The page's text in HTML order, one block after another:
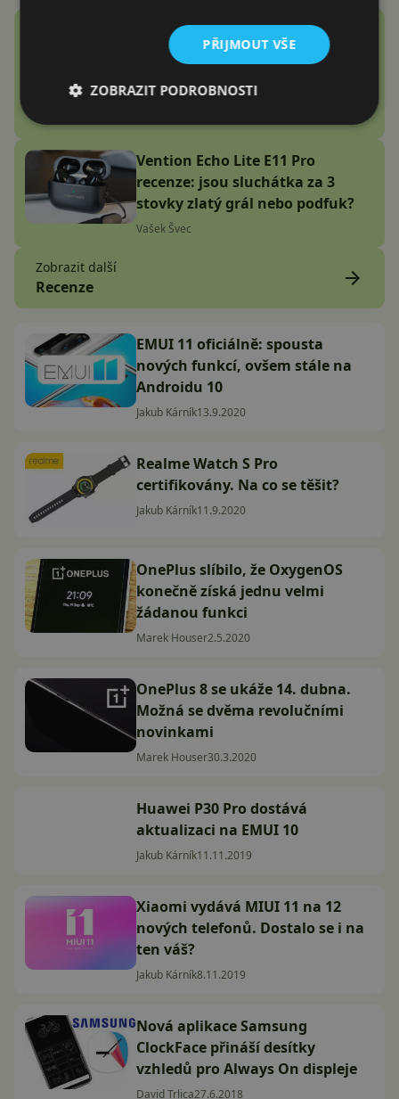
Google Fitbit Air recenze:
Náramek bez displeje je přesně
potřeboval
Vention Echo Lite E11 Pro
recenze: jsou sluchátka za 3
stovky zlatý grál nebo podfuk?
Vašek Švec
Zobrazit další
Recenze
EMUI 11 oficiálně: spousta
nových funkcí, ovšem stále na
Androidu 10
Jakub Kárník13.9.2020
Realme Watch S Pro
certifikovány. Na co se těšit?
Jakub Kárník11.9.2020
OnePlus slíbilo, že OxygenOS
konečně získá jednu velmi
žádanou funkci
Marek Houser2.5.2020
OnePlus 8 se ukáže 14. dubna.
Možná se dvěma revolučními
novinkami
Marek Houser30.3.2020
Huawei P30 Pro dostává
aktualizaci na EMUI 10
Jakub Kárník11.11.2019
Xiaomi vydává MIUI 11 na 12
nových telefonů. Dostalo se i na
ten váš?
Jakub Kárník8.11.2019
Nová aplikace Samsung
ClockFace přináší desítky
vzhledů pro Always On displeje
David Trlica27.6.2018
PŘIJMOUT VŠE
ZOBRAZIT PODROBNOSTI